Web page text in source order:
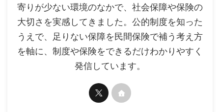
寄りが少ない環境のなかで、社会保障や保険の
大切さを実感してきました。公的制度を知った
うえで、足りない保障を民間保険で補う考え方
を軸に、制度や保険をできるだけわかりやすく
発信しています。